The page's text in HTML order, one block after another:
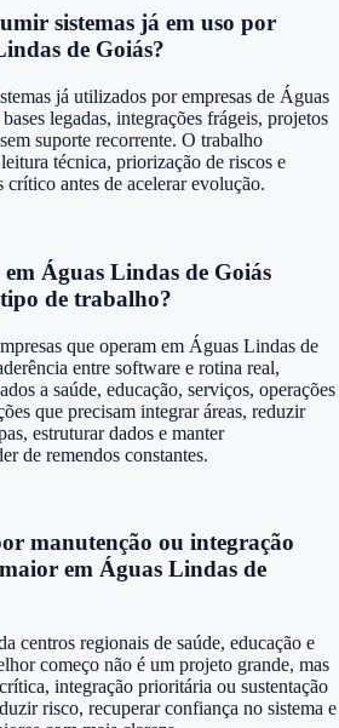
sistemas já em uso por
de Goiás?
já utilizados por empresas de Águas
legadas, integrações frágeis, projetos
suporte recorrente. O trabalho
técnica, priorização de riscos e
crítico antes de acelerar evolução.
Águas Lindas de Goiás
tipo de trabalho?
que operam em Águas Lindas de
entre software e rotina real,
a saúde, educação, serviços, operações
que precisam integrar áreas, reduzir
estruturar dados e manter
de remendos constantes.
manutenção ou integração
em Águas Lindas de
centros regionais de saúde, educação e
começo não é um projeto grande, mas
integração prioritária ou sustentação
risco, recuperar confiança no sistema e